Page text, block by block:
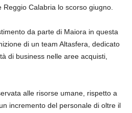
Calabria lo scorso giugno.
da parte di Maiora in questa
di un team Altasfera, dedicato
di business nelle aree acquisti,
alle risorse umane, rispetto a
incremento del personale di oltre il